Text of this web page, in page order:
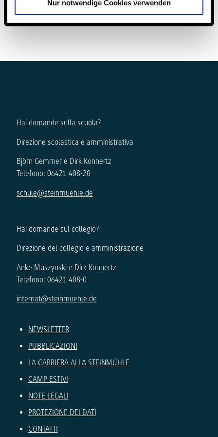
Nur notwendige Cookies verwenden
Hai domande sulla scuola?
Direzione scolastica e amministrativa
Björn Gemmer e Dirk Konnertz
Telefono: 06421 408-20
schule@steinmuehle.de
Hai domande sul collegio?
Direzione del collegio e amministrazione
Anke Muszynski e Dirk Konnertz
Telefono: 06421 408-0
internat@steinmuehle.de
NEWSLETTER
PUBBLICAZIONI
LA CARRIERA ALLA STEINMÜHLE
CAMP ESTIVI
NOTE LEGALI
PROTEZIONE DEI DATI
CONTATTI